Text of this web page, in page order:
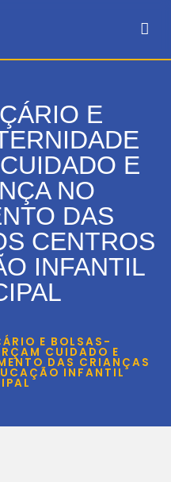
E BOLSAS-
CUIDADO E
DAS CRIANÇAS
INFANTIL
E
E
NO
DAS
CENTROS
INFANTIL